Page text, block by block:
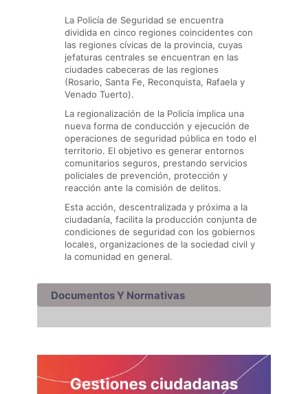
La Policía de Seguridad se encuentra
dividida en cinco regiones coincidentes con
las regiones cívicas de la provincia, cuyas
jefaturas centrales se encuentran en las
ciudades cabeceras de las regiones
(Rosario, Santa Fe, Reconquista, Rafaela y
Venado Tuerto).
La regionalización de la Policía implica una
nueva forma de conducción y ejecución de
operaciones de seguridad pública en todo el
territorio. El objetivo es generar entornos
comunitarios seguros, prestando servicios
policiales de prevención, protección y
reacción ante la comisión de delitos.
Esta acción, descentralizada y próxima a la
ciudadanía, facilita la producción conjunta de
condiciones de seguridad con los gobiernos
locales, organizaciones de la sociedad civil y
la comunidad en general.
Documentos Y Normativas